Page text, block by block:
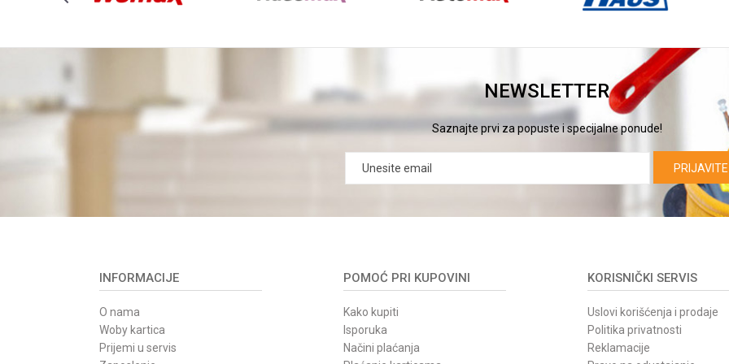
NEWSLETTER
Saznajte prvi za popuste i specijalne ponude!
INFORMACIJE
O nama
Woby kartica
Prijemi u servis
POMOĆ PRI KUPOVINI
Kako kupiti
Isporuka
Načini plaćanja
KORISNIČKI SERVIS
Uslovi korišćenja i prodaje
Politika privatnosti
Reklamacije